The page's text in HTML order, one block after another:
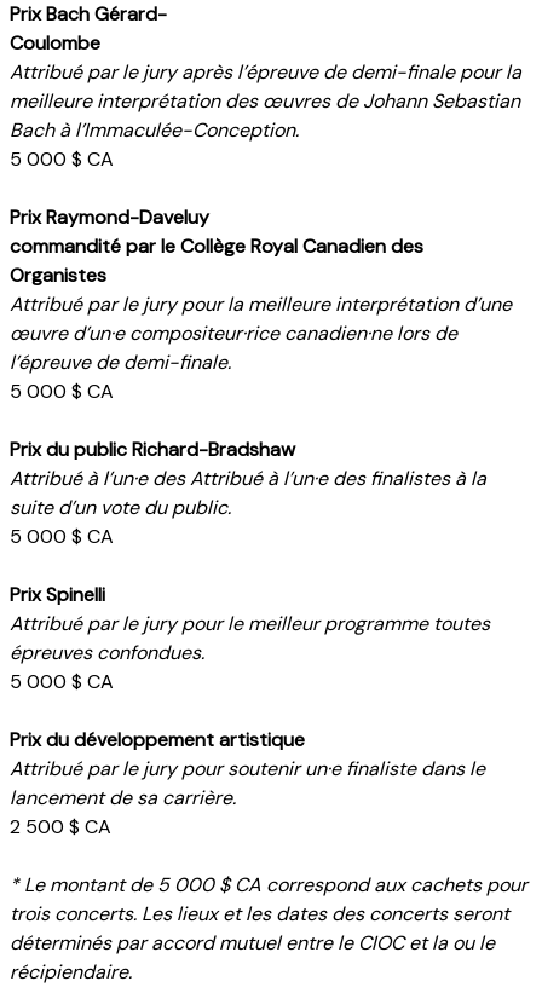
Prix Bach Gérard-
Coulombe
Attribué par le jury après l’épreuve de demi-finale pour la
meilleure interprétation des œuvres de Johann Sebastian
Bach à l’Immaculée-Conception.
5 000 $ CA
Prix Raymond-Daveluy
commandité par le Collège RoyalCanadien des
Organistes
Attribué par le jury pour la meilleure interprétation d’une
œuvre d’un·e compositeur·rice canadien·ne lors de
l’épreuve de demi-finale.
5 000 $ CA
Prix du public Richard-Bradshaw
Attribué à l’un·e desAttribué à l’un·e des finalistes à la
suite d’un vote du public.
5 000 $ CA
Prix Spinelli
Attribué par le jury pour le meilleur programme toutes
épreuves confondues.
5 000 $ CA
Prix du développement artistique
Attribué par le jury pour soutenir un·e finaliste dans le
lancement de sa carrière.
2 500 $ CA
* Le montant de 5 000 $ CA correspond aux cachets pour
trois concerts. Les lieux et les dates des concerts seront
déterminés par accord mutuel entre le CIOC et la ou le
récipiendaire.